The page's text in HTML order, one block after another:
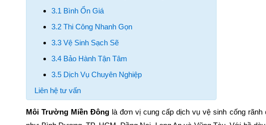
3.1 Bình Ổn Giá
3.2 Thi Công Nhanh Gọn
3.3 Vệ Sinh Sạch Sẽ
3.4 Bảo Hành Tận Tâm
3.5 Dịch Vụ Chuyên Nghiệp
Liên hệ tư vấn
Môi Trường Miền Đông là đơn vị cung cấp dịch vụ vệ sinh cống rãnh